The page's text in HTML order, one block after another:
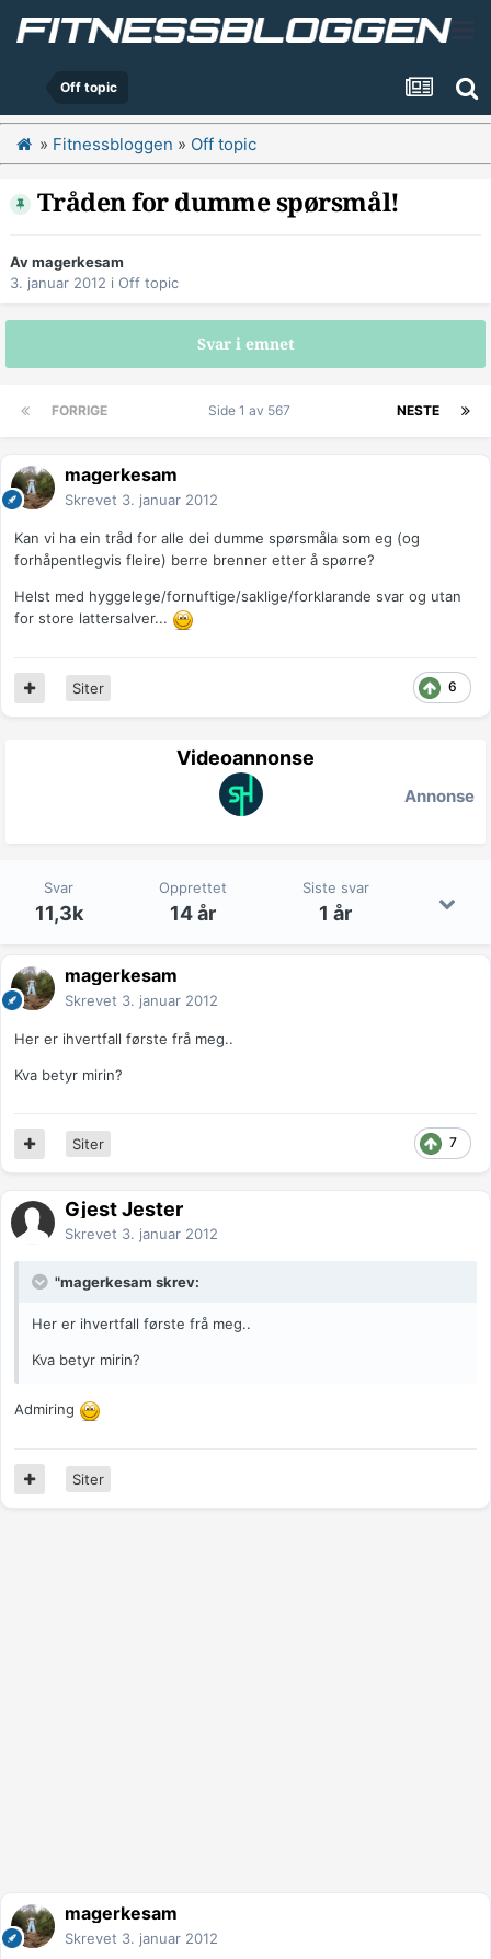
Off topic
» Fitnessbloggen » Off topic
Tråden for dumme spørsmål!
Avmagerkesam
3. januar 2012 i Off topic
Svar i emnet
FORRIGE NESTE
Side 1 av 567
magerkesam
Skrevet 3. januar 2012
Kan vi ha ein tråd for alle dei dumme spørsmåla som eg (og
forhåpentlegvis fleire) berre brenner etter å spørre?
Helst med hyggelege/fornuftige/saklige/forklarande svar og utan
for store lattersalver...
6
Siter
Videoannonse
Annonse
Svar
11,3k
Opprettet
14 år
Siste svar
1 år
magerkesam
Skrevet 3. januar 2012
Her er ihvertfall første frå meg..
Kva betyr mirin?
7
Siter
Gjest Jester
Skrevet 3. januar 2012
"magerkesam skrev:
Her er ihvertfall første frå meg..
Kva betyr mirin?
Admiring
Siter
magerkesam
Skrevet 3. januar 2012